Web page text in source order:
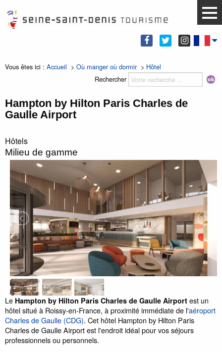
Vous êtes ici : Accueil > Où manger où dormir> Hôtel
Rechercher
Hampton by Hilton Paris Charles de
Gaulle Airport
Hôtels
Milieu de gamme
Le Hampton by Hilton Paris Charles de Gaulle Airport est un
hôtel situé à Roissy-en-France, à proximité immédiate de l'aéroport
Charles de Gaulle (CDG). Cet hôtel Hampton by Hilton Paris
Charles de Gaulle Airport est l'endroit idéal pour vos séjours
professionnels ou personnels.